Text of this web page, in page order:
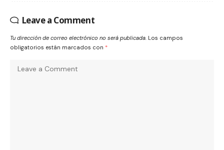
Leave a Comment
Tu dirección de correo electrónico no será publicada. Los campos
obligatorios están marcados con *